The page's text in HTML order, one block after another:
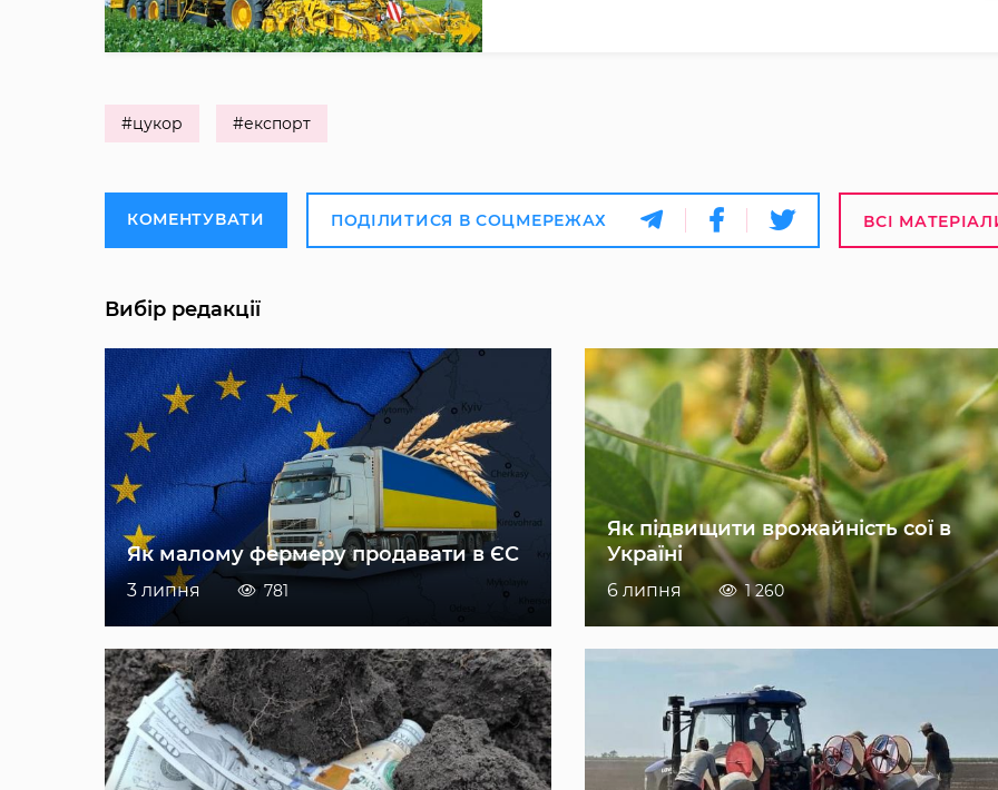
#цукор #експорт
КОМЕНТУВАТИ ПОДІЛИТИСЯ В СОЦМЕРЕЖАХ ВСІ
Вибір редакції
Як малому фермеру продавати в ЄС
3 липня 781
Як підвищити врожайність сої в
Україні
6 липня 1 260